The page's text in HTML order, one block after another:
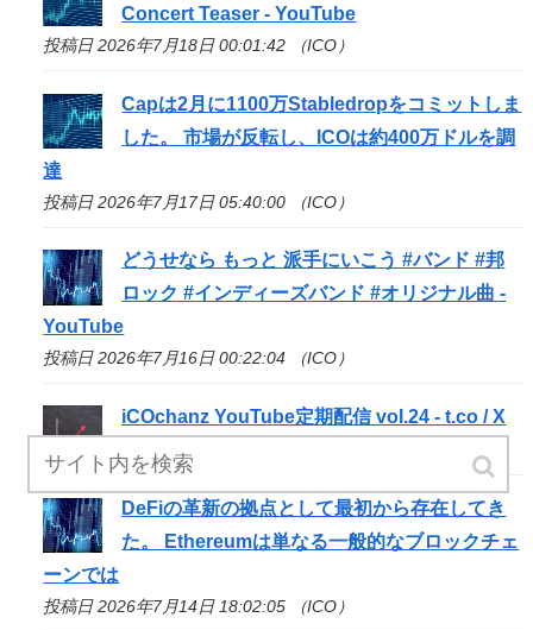
Concert Teaser - YouTube
投稿日 2026年7月18日 00:01:42 （ICO）
Capは2月に1100万Stabledropをコミットしま
した。 市場が反転し、
ICOは約400万ドルを調
達
投稿日 2026年7月17日 05:40:00 （ICO）
どうせなら もっと 派手にいこう #バンド #邦
ロック #インディーズバンド #オリジナル曲 -
YouTube
投稿日 2026年7月16日 00:22:04 （ICO）
iCOchanz YouTube定期配信 vol.24 - t.co / X
DeFiの革新の拠点として最初から存在してき
た。 Ethereumは単なる一般的なブロックチェ
ーンでは
投稿日 2026年7月14日 18:02:05 （ICO）